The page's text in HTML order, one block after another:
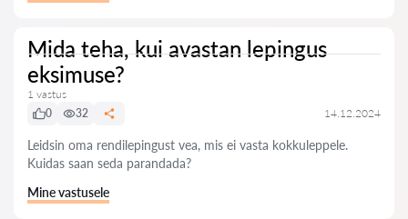
Mida teha, kui avastan lepingus
eksimuse?
1 vastus
0
32 14.12.2024
Leidsin oma rendilepingust vea, mis ei vasta kokkuleppele.
Kuidas saan seda parandada?
Mine vastusele